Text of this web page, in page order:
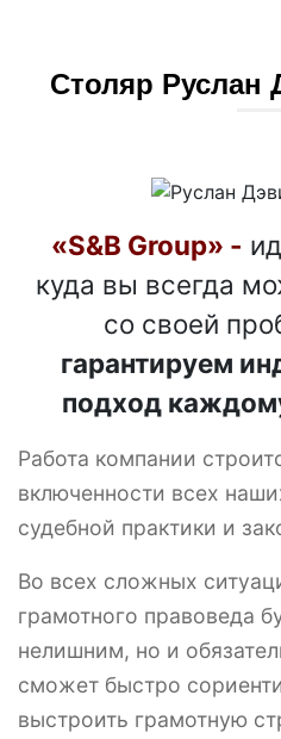
Столяр Руслан
«S&B Group» -
куда вы всегда
со своей
гарантируем
подход
Работа компании
включенности всех
судебной практики и
Во всех сложных
грамотного правоведа
нелишним, но и
сможет быстро
выстроить грамотную